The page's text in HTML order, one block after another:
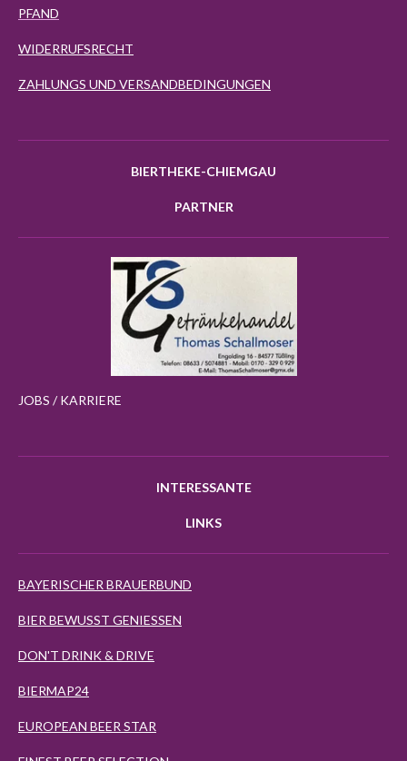
PFAND
WIDERRUFSRECHT
ZAHLUNGS UND VERSANDBEDINGUNGEN
BIERTHEKE-CHIEMGAU
PARTNER
JOBS / KARRIERE
INTERESSANTE
LINKS
BAYERISCHER BRAUERBUND
BIER BEWUSST GENIESSEN
DON'T DRINK & DRIVE
BIERMAP24
EUROPEAN BEER STAR